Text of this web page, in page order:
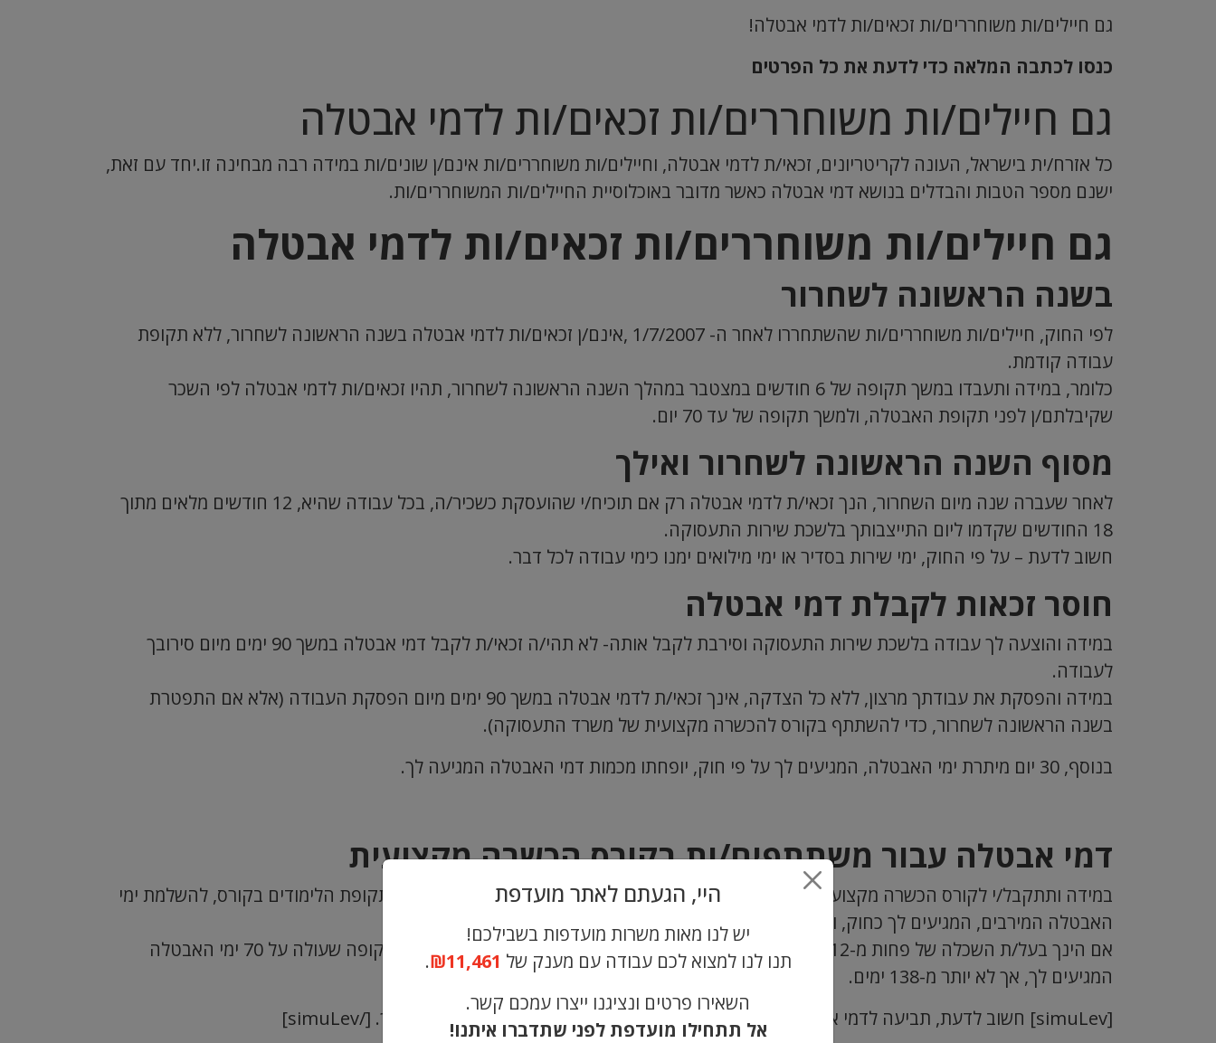
גם חיילים/ות משוחררים/ות זכאים/ות לדמי אבטלה!
כנסו לכתבה המלאה כדי לדעת את כל הפרטים
גם חיילים/ות משוחררים/ות זכאים/ות לדמי אבטלה
כל אזרח/ית בישראל, העונה לקריטריונים, זכאי/ת לדמי אבטלה, וחיילים/ות משוחררים/ות אינם/ן שונים/ות במידה רבה מבחינה זו.יחד עם זאת,
ישנם מספר הטבות והבדלים בנושא דמי אבטלה כאשר מדובר באוכלוסיית החיילים/ות המשוחררים/ות.
גם חיילים/ות משוחררים/ות זכאים/ות לדמי אבטלה
בשנה הראשונה לשחרור
לפי החוק, חיילים/ות משוחררים/ות שהשתחררו לאחר ה- 1/7/2007 ,אינם/ן זכאים/ות לדמי אבטלה בשנה הראשונה לשחרור, ללא תקופת
עבודה קודמת.
כלומר, במידה ותעבדו במשך תקופה של 6 חודשים במצטבר במהלך השנה הראשונה לשחרור, תהיו זכאים/ות לדמי אבטלה לפי השכר
שקיבלתם/ן לפני תקופת האבטלה, ולמשך תקופה של עד 70 יום.
מסוף השנה הראשונה לשחרור ואילך
לאחר שעברה שנה מיום השחרור, הנך זכאי/ת לדמי אבטלה רק אם תוכיח/י שהועסקת כשכיר/ה, בכל עבודה שהיא, 12 חודשים מלאים מתוך
18 החודשים שקדמו ליום התייצבותך בלשכת שירות התעסוקה.
חשוב לדעת – על פי החוק, ימי שירות בסדיר או ימי מילואים ימנו כימי עבודה לכל דבר.
חוסר זכאות לקבלת דמי אבטלה
במידה והוצעה לך עבודה בלשכת שירות התעסוקה וסירבת לקבל אותה- לא תהי/ה זכאי/ת לקבל דמי אבטלה במשך 90 ימים מיום סירובך
לעבודה.
במידה והפסקת את עבודתך מרצון, ללא כל הצדקה, אינך זכאי/ת לדמי אבטלה במשך 90 ימים מיום הפסקת העבודה (אלא אם התפטרת
בשנה הראשונה לשחרור, כדי להשתתף בקורס להכשרה מקצועית של משרד התעסוקה).
בנוסף, 30 יום מיתרת ימי האבטלה, המגיעים לך על פי חוק, יופחתו מכמות דמי האבטלה המגיעה לך.
דמי אבטלה עבור משתתפים/ות בקורס הכשרה מקצועית
במידה ותתקבל/י לקורס הכשרה מקצועית, ותתחיל/י ללמוד בתוך שנה מיום השחרור, תהי/ה זכאי/ת, בתקופת הלימודים בקורס, להשלמת ימי
האבטלה המירבים, המגיעים לך כחוק, ובכל מקרה, עד תקרה של 70 ימים.
אם הינך בעל/ת השכלה של פחות מ-12 שנות לימוד, את/ה זכאי/ת לדמי אבטלה בזמן הלימודים, גם בתקופה שעולה על 70 ימי האבטלה
המגיעים לך, אך לא יותר מ-138 ימים.
[simuLev] חשוב לדעת, תביעה לדמי אבטלה עליך להגיש בסניף
הביטוח הלאומיהקרוב למקום מגוריך. [/simuLev]
היי, הגעתם לאתר מועדפת
יש לנו מאות משרות מועדפות בשבילכם!
תנו לנו למצוא לכם עבודה עם מענק של ₪11,461
.
השאירו פרטים ונציגנו ייצרו עמכם קשר.
אל תתחילו מועדפת לפני שתדברו איתנו!